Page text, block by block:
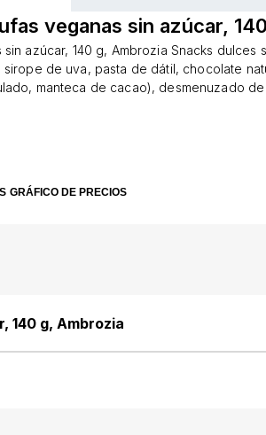
veganas sin azúcar,
sin azúcar, 140 g, Ambrozia Snacks dulces
sirope de uva, pasta de dátil, chocolate
manteca de cacao), desmenuzado
azúcares 23g Proteína 6g Sal
GRÁFICO DE PRECIOS
140 g, Ambrozia